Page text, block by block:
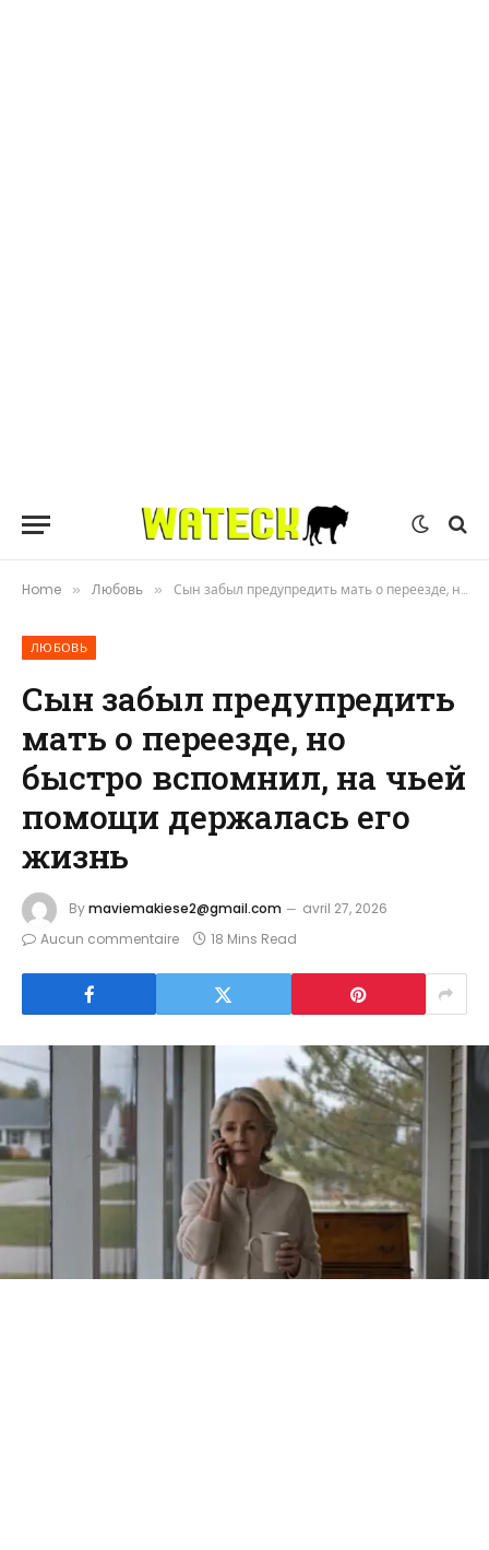
Home » Любовь » Сын забыл предупредить мать о переезде, но быстро вспомнил, на чьей помощи держалась его жизнь
ЛЮБОВЬ
Сын забыл предупредить
мать о переезде, но
быстро вспомнил, на чьей
помощи держалась его
жизнь
Bymaviemakiese2@gmail.com
avril 27, 2026
Aucun commentaire
18 Mins Read